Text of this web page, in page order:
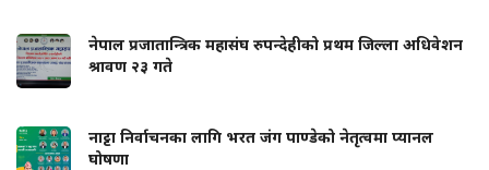
नेपाल प्रजातान्त्रिक महासंघ रुपन्देहीको प्रथम जिल्ला अधिवेशन
श्रावण २३ गते
नाट्टा निर्वाचनका लागि भरत जंग पाण्डेको नेतृत्वमा प्यानल
घोषणा